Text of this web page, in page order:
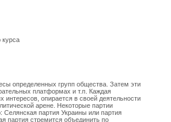
курса
определенных групп общества. Затем эти
платформах и т.п. Каждая
опирается в своей деятельности
арене. Некоторые партии
партия Украины или партия
партия стремится объединить по